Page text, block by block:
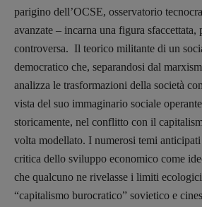
parigino dell’OCSE, osservatorio
avanzate – incarna una figura sfaccettata,
controversa. Il teorico militante di un
democratico che, separandosi dal
analizza le trasformazioni della società
vista del suo immaginario sociale
storicamente, nel conflitto con il
volta modellato. I numerosi temi
critica dello sviluppo economico come
che qualcuno ne rivelasse i limiti
“capitalismo burocratico” sovietico e